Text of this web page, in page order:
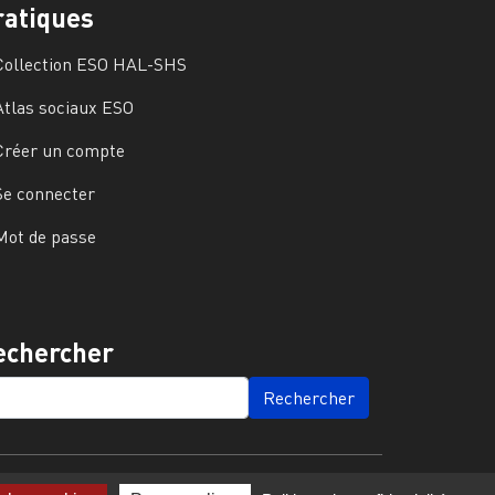
ESO HAL-SHS
sociaux ESO
un compte
connecter
de passe